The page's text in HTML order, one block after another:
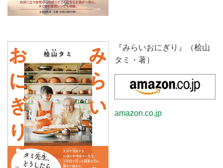
『みらいおにぎり』（桧山
タミ・著）
amazon.co.jp